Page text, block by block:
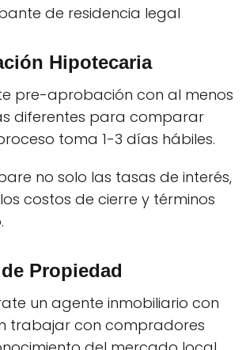
de residencia legal
Hipotecaria
pre-aprobación con al menos
diferentes para comparar
toma 1-3 días hábiles.
no solo las tasas de interés,
costos de cierre y términos
Propiedad
un agente inmobiliario con
trabajar con compradores